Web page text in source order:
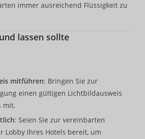
immer ausreichend Flüssigkeit zu
lassen sollte
mitführen: Bringen Sie zur
einen gültigen Lichtbildausweis
mit.
: Seien Sie zur vereinbarten
Lobby Ihres Hotels bereit, um